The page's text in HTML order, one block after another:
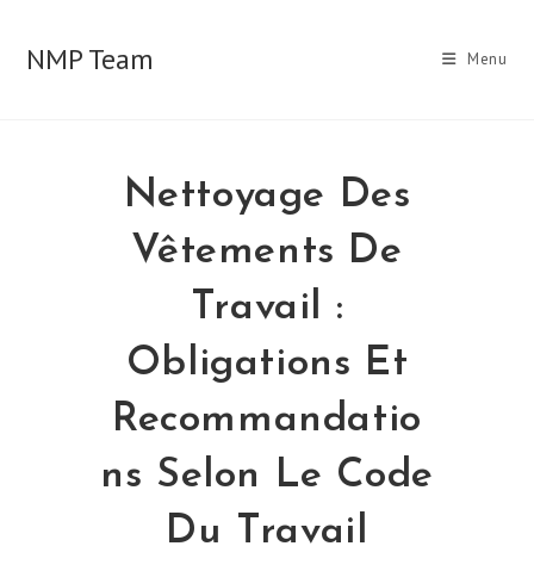
contentNMP Team Menu
Nettoyage Des
Vêtements De
Travail :
Obligations Et
Recommandatio
Ns Selon Le Code
Du Travail